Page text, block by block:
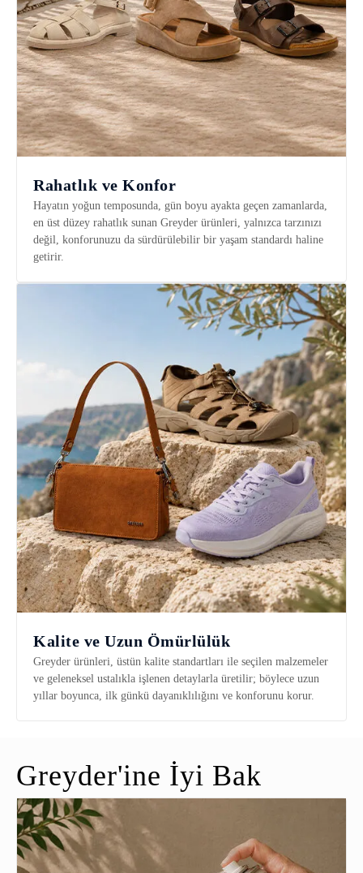
Rahatlık ve Konfor
Hayatın yoğun temposunda, gün boyu ayakta geçen zamanlarda,
en üst düzey rahatlık sunan Greyder ürünleri, yalnızca tarzınızı
değil, konforunuzu da sürdürülebilir bir yaşam standardı haline
getirir.
Kalite ve Uzun Ömürlülük
Greyder ürünleri, üstün kalite standartları ile seçilen malzemeler
ve geleneksel ustalıkla işlenen detaylarla üretilir; böylece uzun
yıllar boyunca, ilk günkü dayanıklılığını ve konforunu korur.
Greyder'ine İyi Bak